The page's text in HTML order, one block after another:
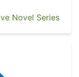
Novel Series